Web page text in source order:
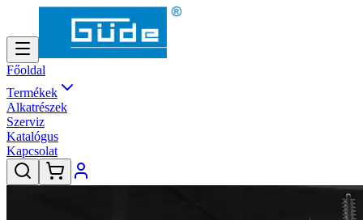
Főoldal
Termékek
Alkatrészek
Szerviz
Katalógus
Kapcsolat